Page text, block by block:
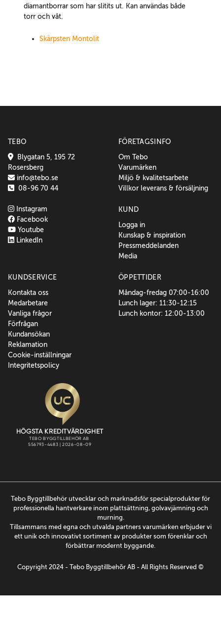
diamantborrar som har slitits ut. Kan användas både
torr och våt.
Skärpsten Montolit
TEBO
Blygatan 5, 195 72
Rosersberg
info@tebo.se
08-96 70 44
Instagram
Facebook
Youtube
LinkedIn
FÖRETAGSINFO
Om Tebo
Varumärken
Miljö & kvalitetsarbete
Villkor leverans & försäljning
KUND
Logga in
Kunskap & inspiration
Pressmeddelanden
Media
KUNDSERVICE
Kontakta oss
Medarbetare
Vanliga frågor
Förfrågan
Kundansökan
Reklamation
Cookie-inställningar
Integritetspolicy
ÖPPETTIDER
Måndag-fredag 07:00-16:00
Lunch lager: 11:30-12:15
Lunch kontor: 12:00-13:00
Tebo Byggtillbehör utvecklar och marknadsför specialprodukter för
professionella hantverkare inom plattsättning, golvavjämning och
murning.
Tillsammans med egna och utvalda partners varumärken erbjuder vi
ett unik och innovativt sortiment av produkter som förenklar och
förbättrar modernt byggande.
Copyright 2024 - Tebo Byggtillbehõr AB - All Rights Reserved ©